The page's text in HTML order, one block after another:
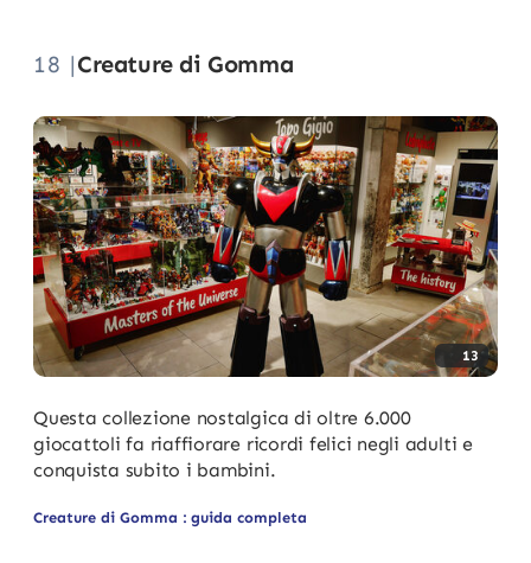
18 |Creature di Gomma
13
Questa collezione nostalgica di oltre 6.000
giocattoli fa riaffiorare ricordi felici negli adulti e
conquista subito i bambini.
Creature di Gomma : guida completa